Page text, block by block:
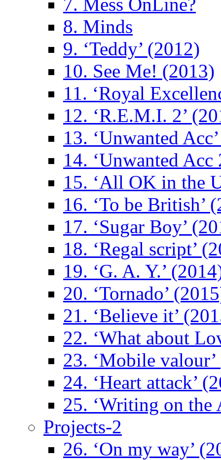
8. Minds
9. ‘Teddy’ (2012)
10. See Me! (2013)
11. ‘Royal
12. ‘R.E.M.I. 2’
13. ‘Unwanted
14. ‘Unwanted Acc
15. ‘All OK in the
16. ‘To be British’
17. ‘Sugar Boy’
18. ‘Regal script’
19. ‘G. A. Y.’
20. ‘Tornado’
21. ‘Believe it’
22. ‘What about
23. ‘Mobile
24. ‘Heart attack’
25. ‘Writing on the
Projects-2
26. ‘On my way’